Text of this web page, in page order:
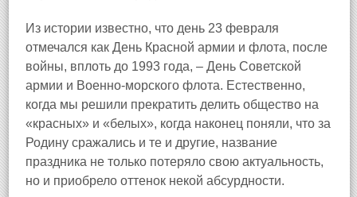
Из истории известно, что день 23 февраля
отмечался как День Красной армии и флота, после
войны, вплоть до 1993 года, – День Советской
армии и Военно-морского флота. Естественно,
когда мы решили прекратить делить общество на
«красных» и «белых», когда наконец поняли, что за
Родину сражались и те и другие, название
праздника не только потеряло свою актуальность,
но и приобрело оттенок некой абсурдности.